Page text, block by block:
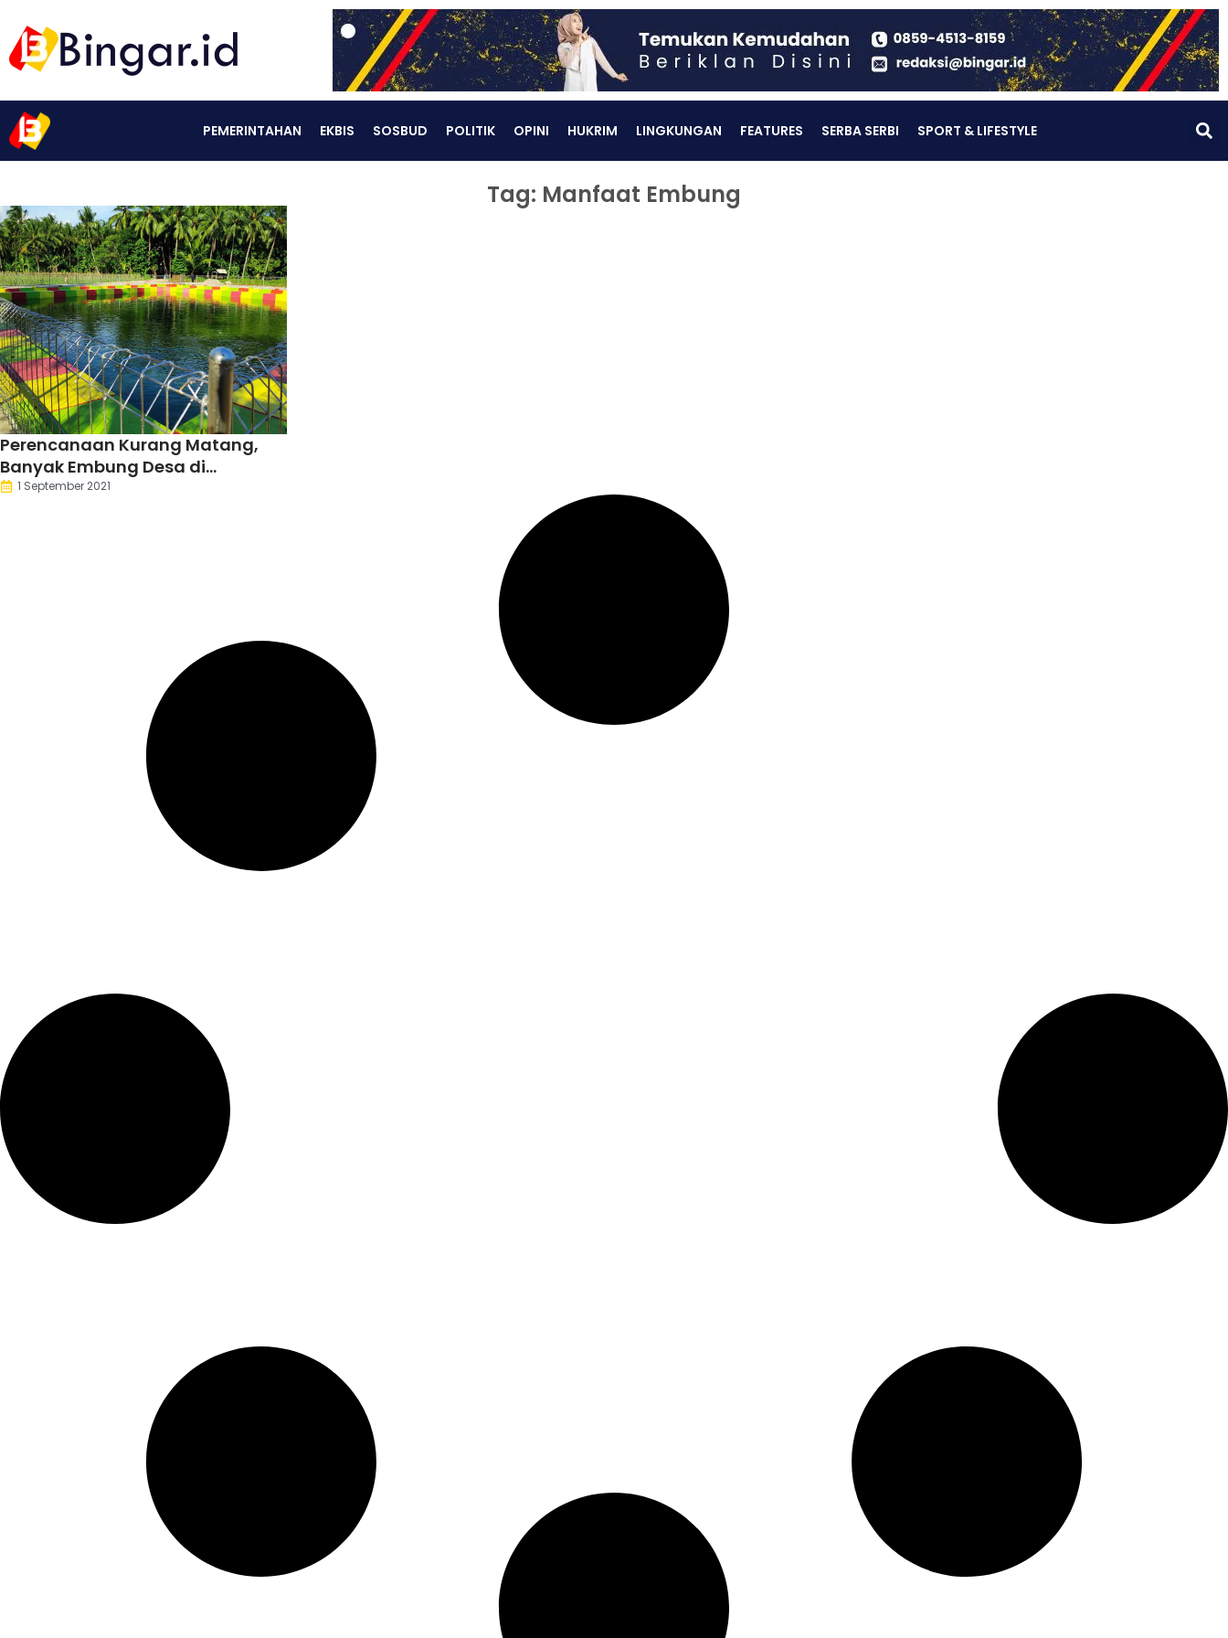
PEMERINTAHAN EKBIS SOSBUD POLITIK OPINI HUKRIM LINGKUNGAN FEATURES SERBA SERBI SPORT & LIFESTYLE
Tag: Manfaat Embung
Perencanaan Kurang Matang,
Banyak Embung Desa di
Pandeglang Tak Bermanfaat
1 September 2021